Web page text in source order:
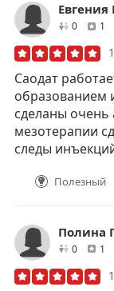
Евгения
0друзей1
Саодат
образованием
сделаны
мезотерапии
следы
Полезный
Полина
0друзей1